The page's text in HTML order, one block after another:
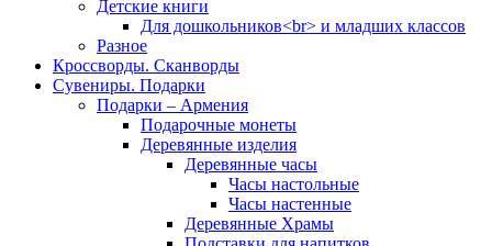
Детские книги
Для дошкольников<br> и младших классов
Разное
Кроссворды. Сканворды
Сувениры. Подарки
Подарки – Армения
Подарочные монеты
Деревянные изделия
Деревянные часы
Часы настольные
Часы настенные
Деревянные Храмы